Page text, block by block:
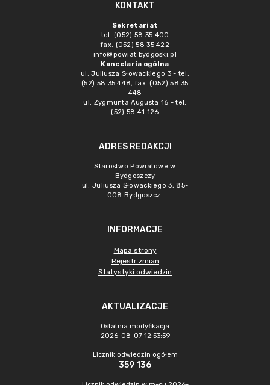
KONTAKT
Sekretariat
tel. (052) 58 35 400
fax. (052) 58 35 422
info@powiat.bydgoski.pl
Kancelaria ogólna
ul. Juliusza Słowackiego 3 - tel.
(52) 58 35 448, fax. (052) 58 35
448
ul. Zygmunta Augusta 16 - tel.
(52) 58 41 126
ADRES REDAKCJI
Starostwo Powiatowe w
Bydgoszczy
ul. Juliusza Słowackiego 3, 85-
008 Bydgoszcz
INFORMACJE
Mapa strony
Rejestr zmian
Statystyki odwiedzin
AKTUALIZACJE
Ostatnia modyfikacja
2026-08-07 12:53:59
Licznik odwiedzin ogółem
359 136